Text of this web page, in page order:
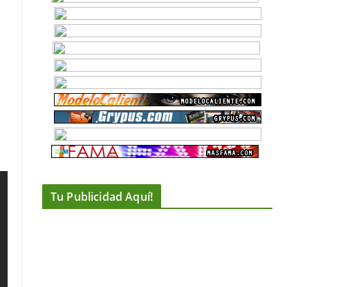
Tu Publicidad Aquí!